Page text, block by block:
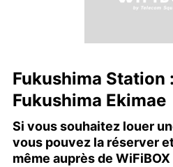
Fukushima Station
Fukushima Ekimae
Si vous souhaitez louer
vous pouvez la réserver
même auprès de WiFiBOX